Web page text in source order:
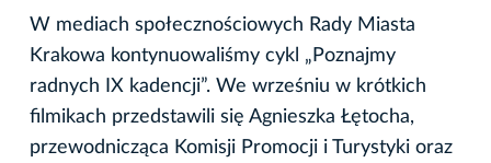
W mediach społecznościowych Rady Miasta
Krakowa kontynuowaliśmy cykl „Poznajmy
radnych IX kadencji”. We wrześniu w krótkich
filmikach przedstawili się Agnieszka Łętocha,
przewodnicząca Komisji Promocji i Turystyki oraz